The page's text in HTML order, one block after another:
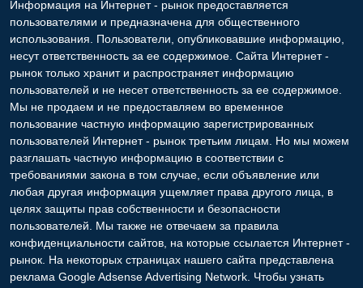
Информация на Интернет - рынок предоставляется
пользователями и предназначена для общественного
использования. Пользователи, опубликовавшие информацию,
несут ответственность за ее содержимое. Сайта Интернет -
рынок только хранит и распространяет информацию
пользователей и не несет ответственность за ее содержимое.
Мы не продаем и не предоставляем во временное
пользование частную информацию зарегистрированных
пользователей Интернет - рынок третьим лицам. Но мы можем
разглашать частную информацию в соответствии с
требованиями закона в том случае, если объявление или
любая другая информация ущемляет права другого лица, в
целях защиты прав собственности и безопасности
пользователей. Мы также не отвечаем за правила
конфиденциальности сайтов, на которые ссылается Интернет -
рынок. На некоторых страницах нашего сайта представлена
реклама Google Adsense Advertising Network. Чтобы узнать